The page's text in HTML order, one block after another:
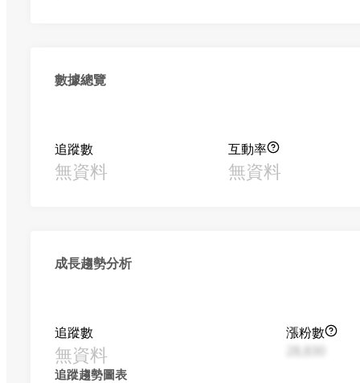
數據總覽
追蹤數
無資料
互動率
無資料
成長趨勢分析
追蹤數
無資料
漲粉數
追蹤趨勢圖表